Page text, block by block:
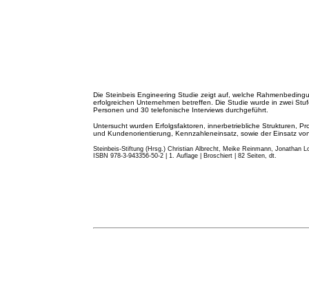
Die Steinbeis Engineering Studie zeigt auf, welche
erfolgreichen Unternehmen betreffen. Die Studie wurde in zwei
Personen und 30 telefonische Interviews durchgeführt.
Untersucht wurden Erfolgsfaktoren, innerbetriebliche Strukturen,
und Kundenorientierung, Kennzahleneinsatz, sowie der Einsatz
Steinbeis-Stiftung (Hrsg.) Christian Albrecht, Meike Reinmann, Jonathan
ISBN 978-3-943356-50-2 | 1. Auflage | Broschiert | 82 Seiten, dt.